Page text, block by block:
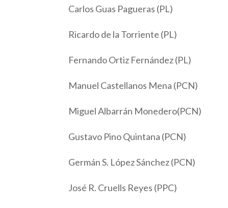
Carlos Guas Pagueras (PL)
Ricardo de la Torriente (PL)
Fernando Ortiz Fernández (PL)
Manuel Castellanos Mena (PCN)
Miguel Albarrán Monedero(PCN)
Gustavo Pino Quintana (PCN)
Germán S. López Sánchez (PCN)
José R. Cruells Reyes (PPC)